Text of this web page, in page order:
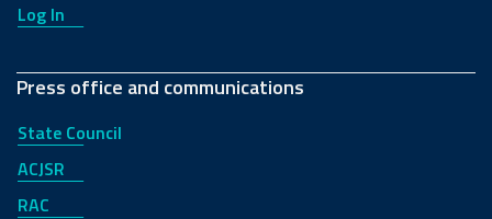
Log In
Press office and communications
State Council
ACJSR
RAC